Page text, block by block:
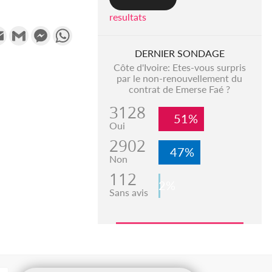
Email Gmail Messenger
resultats
DERNIER SONDAGE
Côte d'Ivoire: Etes-vous surpris
par le non-renouvellement du
contrat de Emerse Faé ?
3128
Oui 51%
2902
Non 47%
112
Sans avis 2%